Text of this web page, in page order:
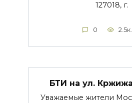
127018, г.
0 2.5к.
БТИ на ул.
Уважаемые жители